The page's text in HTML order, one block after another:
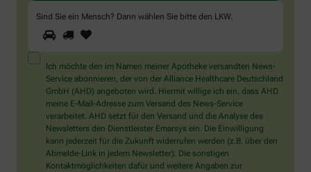
Sind Sie ein Mensch? Dann wählen Sie bitte den LKW.
Sind
Sie
ein
Mensch?
Dann
wählen
Sie
bitte
den
LKW.
1 2
Ich möchte den im Namen meiner Apotheke versandten News-
Service abonnieren, der von der Alliance Healthcare Deutschland
GmbH (AHD) angeboten wird. Hiermit willige ich ein, dass AHD
meine E-Mail-Adresse zum Versand des News-Service
verarbeitet. AHD setzt für den Versand und die Analyse des
Newsletters den Dienstleister Emarsys ein. Die Einwilligung
kann jederzeit für die Zukunft widerrufen werden (z.B. über den
Abmelde-Link in jedem Newsletter). Die sonstigen
Kontaktmöglichkeiten dafür und weitere Angaben zur